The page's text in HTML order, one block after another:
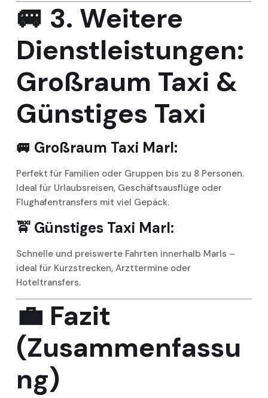
🚐 3. Weitere
Dienstleistungen:
Großraum Taxi &
Günstiges Taxi
🚐 Großraum Taxi Marl:
Perfekt für Familien oder Gruppen bis zu 8 Personen.
Ideal für Urlaubsreisen, Geschäftsausflüge oder
Flughafentransfers mit viel Gepäck.
🚖 Günstiges Taxi Marl:
Schnelle und preiswerte Fahrten innerhalb Marls –
ideal für Kurzstrecken, Arzttermine oder
Hoteltransfers.
💼 Fazit
(Zusammenfassu
ng)